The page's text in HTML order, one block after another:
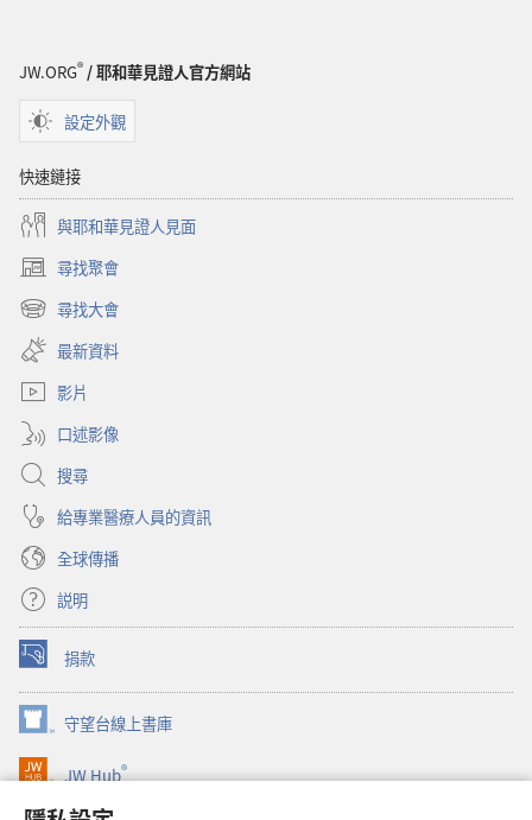
JW.ORG®/ 耶和華見證人官方網站
設定外觀
快速鏈接
與耶和華見證人見面
尋找聚會
（開
啟
新
視
窗）
尋找大會
（開
啟
新
視
最新資料
影片
口述影像
搜尋
給專業醫療人員的資訊
全球傳播
説明
捐款
（開
啟
新
視
窗）
守望台線上書庫
（開
啟
新
JW Hub®
（開
啟